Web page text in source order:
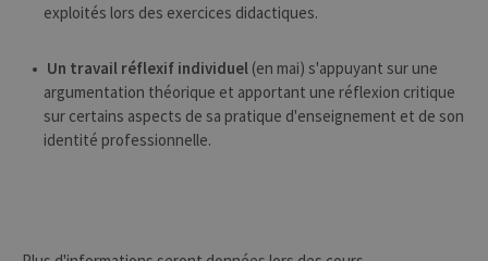
exploités lors des exercices didactiques.
Un travail réflexif individuel (en mai) s'appuyant sur une
argumentation théorique et apportant une réflexion critique
sur certains aspects de sa pratique d'enseignement et de son
identité professionnelle.